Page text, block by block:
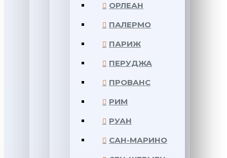
ОРЛЕАН
ПАЛЕРМО
ПАРИЖ
ПЕРУДЖА
ПРОВАНС
РИМ
РУАН
САН-МАРИНО